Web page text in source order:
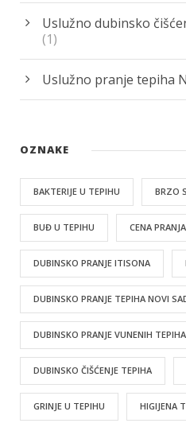
Uslužno dubinsko
(1)
Uslužno pranje tepiha
OZNAKE
BAKTERIJE U TEPIHU BRZO
BUĐ U TEPIHU CENA
DUBINSKO PRANJE ITISONA
DUBINSKO PRANJE TEPIHA NOVI
DUBINSKO PRANJE VUNENIH TEPIHA
DUBINSKO ČIŠĆENJE TEPIHA
GRINJE U TEPIHU HIGIJENA